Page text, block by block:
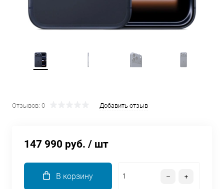
Отзывов: 0 Добавить отзыв
147 990 руб. / шт
В корзину
об оплате Плайтом
25
Остались вопросы?
8 800 302-02-51